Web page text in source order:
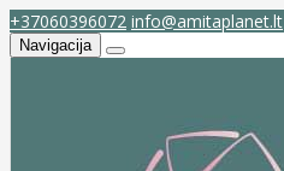
+37060396072 info@amitaplanet.lt
Navigacija